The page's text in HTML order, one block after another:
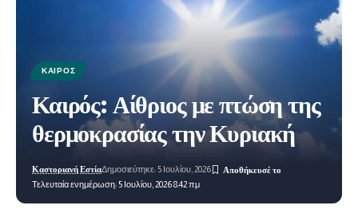
ΚΑΙΡΌΣ
Καιρός: Αίθριος με πτώση της
θερμοκρασίας την Κυριακή
Τελευταία ενημέρωση: 5 Ιουλίου, 2026 8:42 πμ
Καστοριανή ΕστίαΔημοσιεύτηκε: 5 Ιουλίου, 2026